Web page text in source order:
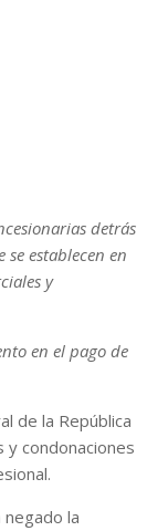
detrás
establecen en
y
en el pago de
de la República
condonaciones
la